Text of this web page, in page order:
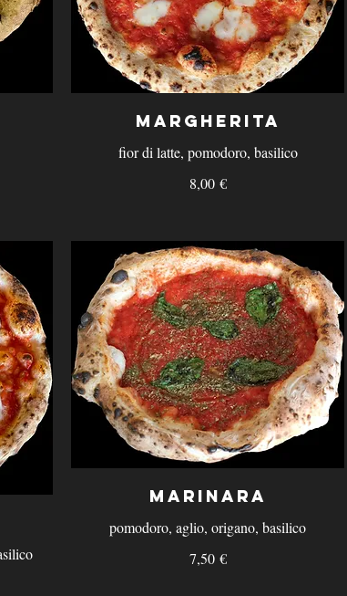
Margherita
fior di latte, pomodoro, basilico
8,00 €
Marinara
pomodoro, aglio, origano, basilico
7,50 €